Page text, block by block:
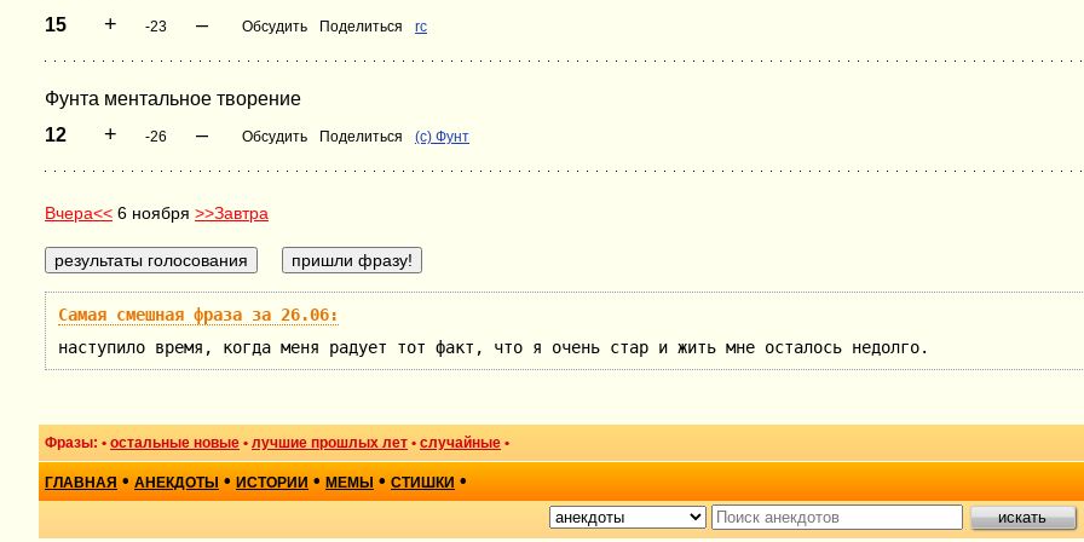
15
+ -23 – Обсудить Поделиться rc
Фунта ментальное творение
12
+ -26 – Обсудить Поделиться (c) Фунт
Вчера<< 6 ноября >>Завтра
Самая смешная фраза за 26.06:
наступило время, когда меня радует тот факт, что я очень стар и жить мне осталось недолго.
Фразы: • остальные новые • лучшие прошлых лет • случайные •
ГЛАВНАЯ • АНЕКДОТЫ • ИСТОРИИ • МЕМЫ • СТИШКИ •